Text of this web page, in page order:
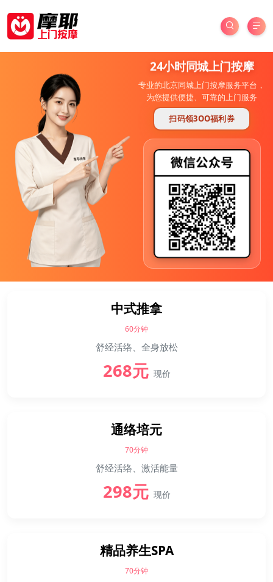
24小时同城上门按摩
专业的北京同城上门按摩服务平台，
为您提供便捷、可靠的上门服务
扫码领3OO福利券
中式推拿
60分钟
舒经活络、全身放松
268元 现价
通络培元
70分钟
舒经活络、激活能量
298元 现价
精品养生SPA
70分钟